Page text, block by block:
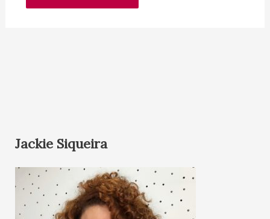
Jackie Siqueira